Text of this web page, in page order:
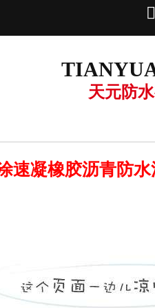

天元防
速凝橡胶沥青防